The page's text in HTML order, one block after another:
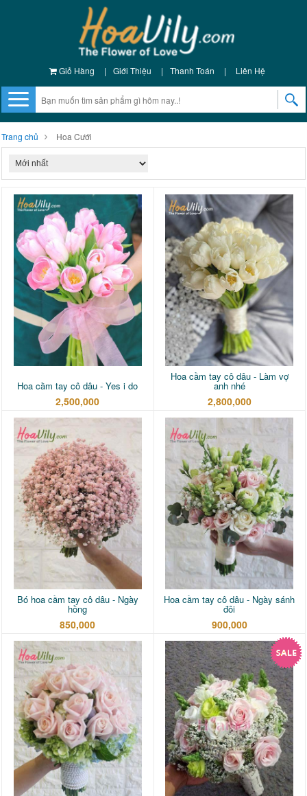
Giỏ Hàng | Giới Thiệu | Thanh Toán | Liên Hệ
Trang chủ Hoa Cưới
Hoa cầm tay cô dâu - Yes i do
2,500,000
Hoa cầm tay cô dâu - Làm vợ
anh nhé
2,800,000
Bó hoa cầm tay cô dâu - Ngày
hồng
850,000
Hoa cầm tay cô dâu - Ngày sánh
đôi
900,000